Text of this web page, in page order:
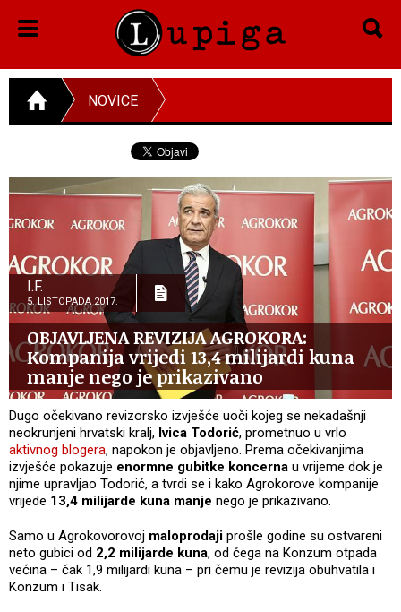
NOVICE
I.F.
5. LISTOPADA 2017.
OBJAVLJENA REVIZIJA AGROKORA:
Kompanija vrijedi 13,4 milijardi kuna
manje nego je prikazivano
Dugo očekivano revizorsko izvješće uoči kojeg se nekadašnji
neokrunjeni hrvatski kralj, Ivica Todorić, prometnuo u vrlo
aktivnog blogera, napokon je objavljeno. Prema očekivanjima
izvješće pokazuje enormne gubitke koncerna u vrijeme dok je
njime upravljao Todorić, a tvrdi se i kako Agrokorove kompanije
vrijede 13,4 milijarde kuna manje nego je prikazivano.
Samo u Agrokovorovoj maloprodaji prošle godine su ostvareni
neto gubici od 2,2 milijarde kuna, od čega na Konzum otpada
većina – čak 1,9 milijardi kuna – pri čemu je revizija obuhvatila i
Konzum i Tisak.